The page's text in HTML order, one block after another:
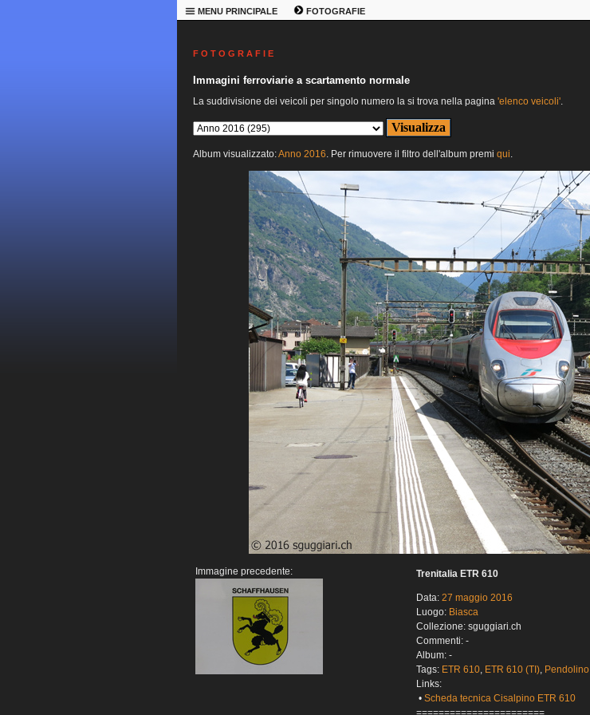
MENU PRINCIPALE FOTOGRAFIE
F O T O G R A F I E
Immagini ferroviarie a scartamento normale
La suddivisione dei veicoli per singolo numero la si trova nella pagina 'elenco veicoli'.
Album visualizzato:Anno 2016. Per rimuovere il filtro dell'album premi qui.
Immagine precedente: Trenitalia ETR 610
Data: 27 maggio 2016
Luogo: Biasca
Collezione: sguggiari.ch
Commenti: -
Album: -
Tags: ETR 610, ETR 610 (TI), Pendolino
Links:
• Scheda tecnica Cisalpino ETR 610